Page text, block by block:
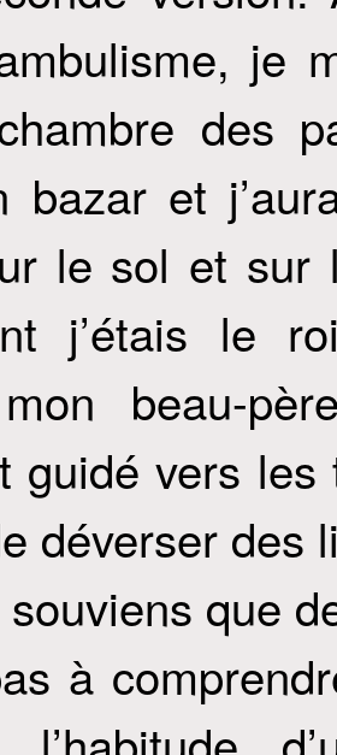
je
des
bazar et
le sol et sur
j’étais le
beau-
guidé vers
déverser des
que
à